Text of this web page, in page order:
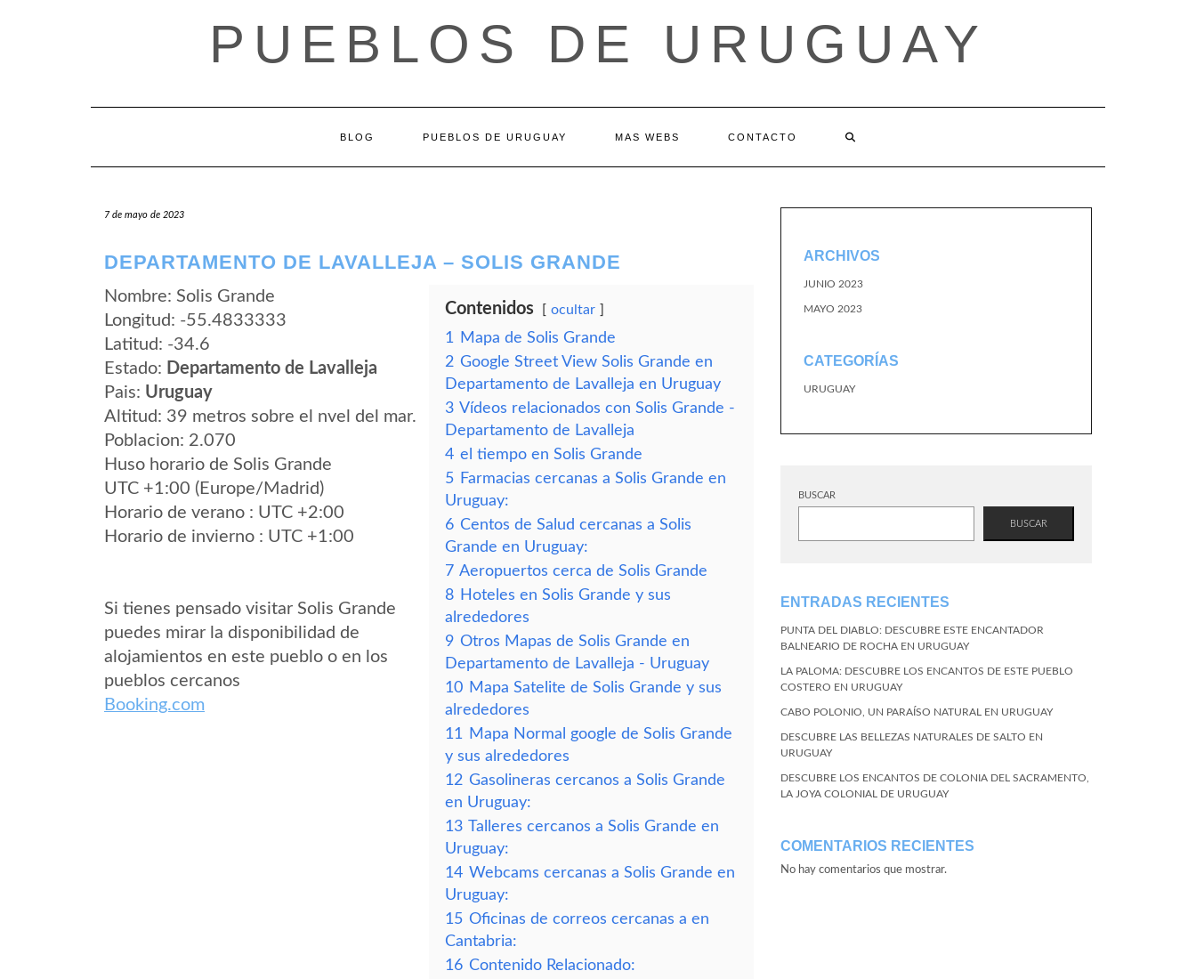
PUEBLOS DE URUGUAY
BLOG PUEBLOS DE URUGUAY MAS WEBS CONTACTO
7 de mayo de 2023
DEPARTAMENTO DE LAVALLEJA – SOLIS GRANDE
Nombre: Solis Grande
Longitud: -55.4833333
Latitud: -34.6
Estado: Departamento de Lavalleja
Pais: Uruguay
Altitud: 39 metros sobre el nvel del mar.
Poblacion: 2.070
Huso horario de Solis Grande
UTC +1:00 (Europe/Madrid)
Horario de verano : UTC +2:00
Horario de invierno : UTC +1:00
Si tienes pensado visitar Solis Grande
puedes mirar la disponibilidad de
alojamientos en este pueblo o en los
pueblos cercanos
Booking.com
Contenidos ocultar
1
Mapa de Solis Grande
2 Google Street View Solis Grande en
Departamento de Lavalleja en Uruguay
3 Vídeos relacionados con Solis Grande -
Departamento de Lavalleja
4 el tiempo en Solis Grande
5 Farmacias cercanas a Solis Grande en
Uruguay:
6 Centos de Salud cercanas a Solis
Grande en Uruguay:
7 Aeropuertos cerca de Solis Grande
8 Hoteles en Solis Grande y sus
alrededores
9 Otros Mapas de Solis Grande en
Departamento de Lavalleja - Uruguay
10 Mapa Satelite de Solis Grande y sus
alrededores
11
Mapa Normal google de Solis Grande
y sus alrededores
12 Gasolineras cercanos a Solis Grande
en Uruguay:
13 Talleres cercanos a Solis Grande en
Uruguay:
14 Webcams cercanas a Solis Grande en
Uruguay:
15 Oficinas de correos cercanas a en
Cantabria:
16 Contenido Relacionado:
ARCHIVOS
JUNIO 2023
MAYO 2023
CATEGORÍAS
URUGUAY
BUSCAR
BUSCAR
ENTRADAS RECIENTES
PUNTA DEL DIABLO: DESCUBRE ESTE ENCANTADOR
BALNEARIO DE ROCHA EN URUGUAY
LA PALOMA: DESCUBRE LOS ENCANTOS DE ESTE PUEBLO
COSTERO EN URUGUAY
CABO POLONIO, UN PARAÍSO NATURAL EN URUGUAY
DESCUBRE LAS BELLEZAS NATURALES DE SALTO EN
URUGUAY
DESCUBRE LOS ENCANTOS DE COLONIA DEL SACRAMENTO,
LA JOYA COLONIAL DE URUGUAY
COMENTARIOS RECIENTES
No hay comentarios que mostrar.